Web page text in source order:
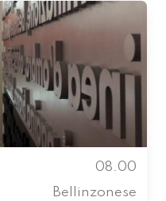
08.00
Bellinzonese